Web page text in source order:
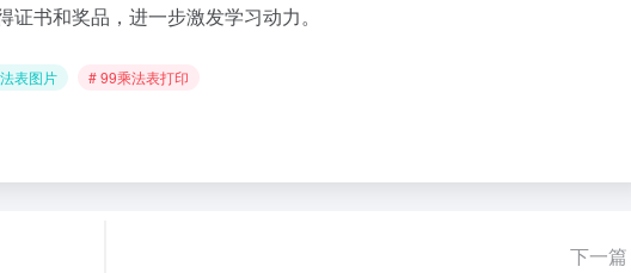
书和奖品，进一步激发学习动力。
表图片 # 99乘法表打印
下一篇